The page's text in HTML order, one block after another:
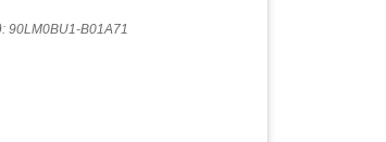
90LM0BU1-B01A71